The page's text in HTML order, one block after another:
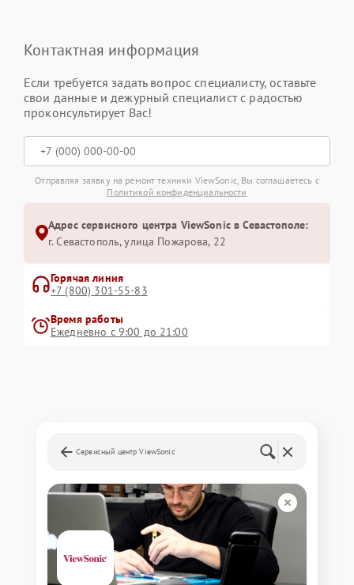
Контактная информация
Если требуется задать вопрос специалисту, оставьте
свои данные и дежурный специалист с радостью
проконсультирует Вас!
Отправляя заявку на ремонт техники ViewSonic, Вы соглашаетесь с
Политикой конфиденциальности
Адрес сервисного центра ViewSonic в Севастополе:
г. Севастополь, улица Пожарова, 22
Горячая линия
+7 (800) 301-55-83
Время работы
Ежедневно с 9:00 до 21:00
Сервисный центр ViewSonic